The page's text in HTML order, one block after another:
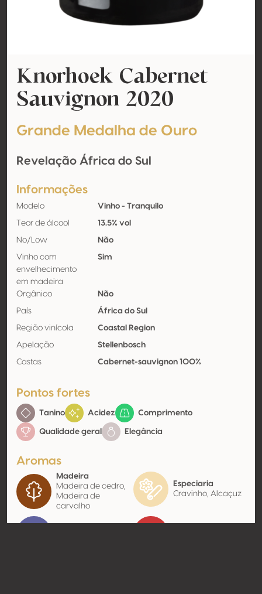
Knorhoek Cabernet
Sauvignon 2020
Grande Medalha de Ouro
Revelação África do Sul
Informações
Modelo Vinho - Tranquilo
Teor de álcool 13.5% vol
No/Low Não
Vinho com
envelhecimento
em madeira
Sim
Orgânico Não
País África do Sul
Região vinícola Coastal Region
Apelação Stellenbosch
Castas Cabernet-sauvignon 100%
Pontos fortes
Tanino Acidez Comprimento
Qualidade geral Elegância
Aromas
Madeira
Madeira de cedro,
Madeira de
carvalho
Especiaria
Cravinho, Alcaçuz